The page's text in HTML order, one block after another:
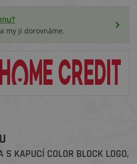
my ji dorovnáme.
KAPUCÍ COLOR BLOCK LOGO,